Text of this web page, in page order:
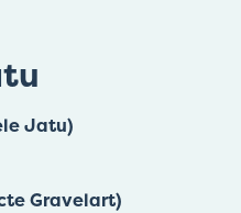
Jatu)
Gravelart)